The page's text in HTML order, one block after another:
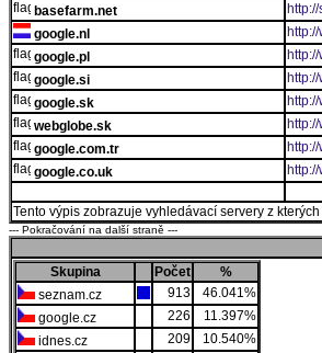
basefarm.net
google.nl
google.pl
google.si
google.sk
webglobe.sk
google.com.tr
google.co.uk
Tento výpis zobrazuje vyhledávací servery z
--- Pokračování na další straně ---
Skupina
Počet
%
seznam.cz
913
46.041%
google.cz
226
11.397%
idnes.cz
209
10.540%